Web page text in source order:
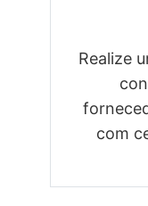
Realize
com